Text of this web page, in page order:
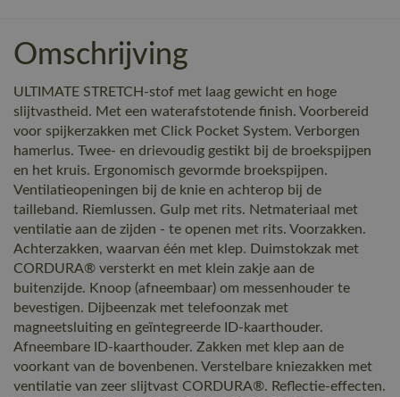
Omschrijving
ULTIMATE STRETCH-stof met laag gewicht en hoge
slijtvastheid. Met een waterafstotende finish. Voorbereid
voor spijkerzakken met Click Pocket System. Verborgen
hamerlus. Twee- en drievoudig gestikt bij de broekspijpen
en het kruis. Ergonomisch gevormde broekspijpen.
Ventilatieopeningen bij de knie en achterop bij de
tailleband. Riemlussen. Gulp met rits. Netmateriaal met
ventilatie aan de zijden - te openen met rits. Voorzakken.
Achterzakken, waarvan één met klep. Duimstokzak met
CORDURA® versterkt en met klein zakje aan de
buitenzijde. Knoop (afneembaar) om messenhouder te
bevestigen. Dijbeenzak met telefoonzak met
magneetsluiting en geïntegreerde ID-kaarthouder.
Afneembare ID-kaarthouder. Zakken met klep aan de
voorkant van de bovenbenen. Verstelbare kniezakken met
ventilatie van zeer slijtvast CORDURA®. Reflectie-effecten.